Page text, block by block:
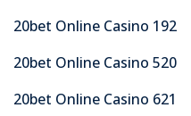
20bet Online Casino 192
20bet Online Casino 520
20bet Online Casino 621